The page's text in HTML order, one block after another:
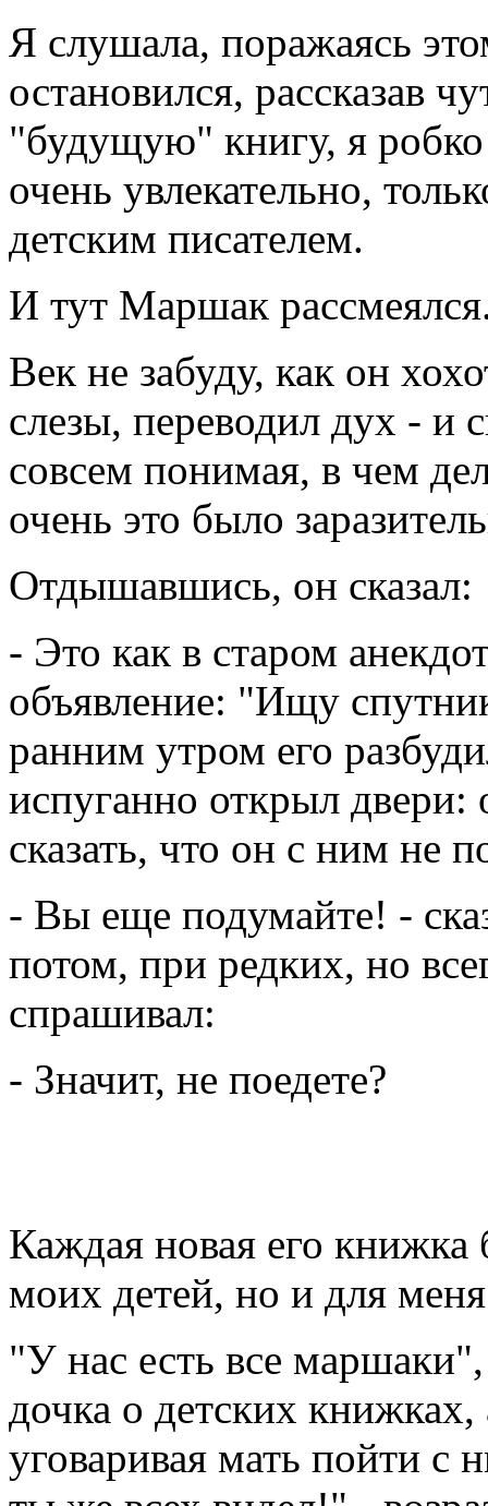
Я слушала, поражаясь
остановился, рассказав
"будущую" книгу, я робко
очень увлекательно,
детским писателем.
И тут Маршак
Век не забуду, как он
слезы, переводил дух - и
совсем понимая, в чем
очень это было
Отдышавшись, он сказал:
- Это как в старом
объявление: "Ищу
ранним утром его
испуганно открыл двери:
сказать, что он с ним не
- Вы еще подумайте! -
потом, при редких, но
спрашивал:
- Значит, не поедете?
Каждая новая его книжка
моих детей, но и для
"У нас есть все
дочка о детских
уговаривая мать пойти с